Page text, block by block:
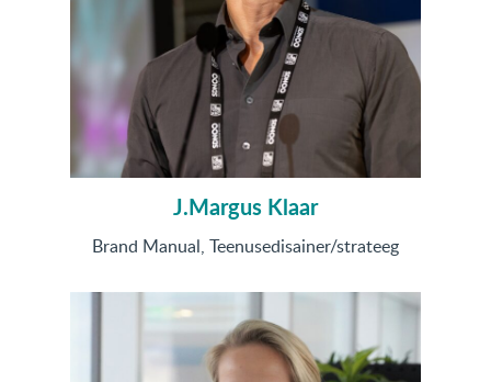
J.Margus Klaar
Brand Manual, Teenusedisainer/strateeg